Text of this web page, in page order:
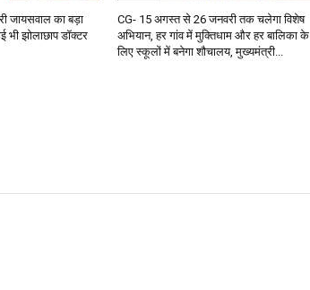
जायसवाल का बड़ा
भी झोलाछाप डॉक्टर
CG- 15 अगस्त से 26 जनवरी तक चलेगा विशेष
अभियान, हर गांव में मुक्तिधाम और हर बालिका के
लिए स्कूलों में बनेगा शौचालय, मुख्यमंत्री...